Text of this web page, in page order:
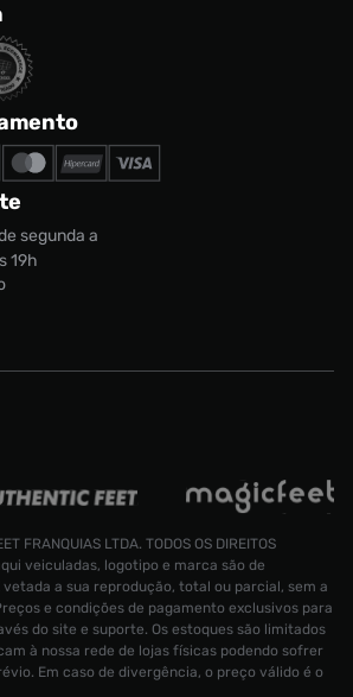
COMPRANDO
Tênis Vans Era Unissex
Tamanho:39 R$ 149,99
INDISPONÍVEL
segunda a
19h
FRANQUIAS LTDA. TODOS OS DIREITOS
veiculadas, logotipo e marca são de
a sua reprodução, total ou parcial, sem a
e condições de pagamento exclusivos para
do site e suporte. Os estoques são limitados
à nossa rede de lojas físicas podendo sofrer
Em caso de divergência, o preço válido é o